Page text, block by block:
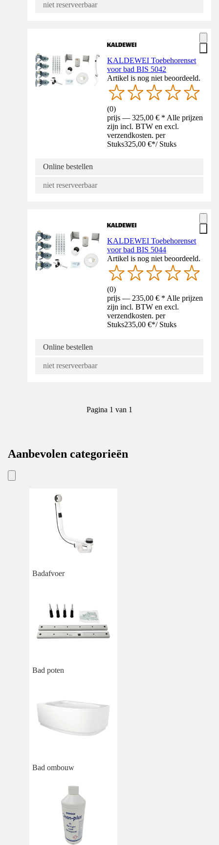
niet reserveerbaar
KALDEWEI Toebehorenset
voor bad BIS 5042
Artikel is nog niet beoordeeld.
(0)
prijs — 325,00 € * Alle prijzen
zijn incl. BTW en excl.
verzendkosten. per
Stuks325,00 €*/ Stuks
Online bestellen
niet reserveerbaar
KALDEWEI Toebehorenset
voor bad BIS 5044
Artikel is nog niet beoordeeld.
(0)
prijs — 235,00 € * Alle prijzen
zijn incl. BTW en excl.
verzendkosten. per
Stuks235,00 €*/ Stuks
Online bestellen
niet reserveerbaar
Pagina 1 van 1
Aanbevolen categorieën
Badafvoer
Bad poten
Bad ombouw